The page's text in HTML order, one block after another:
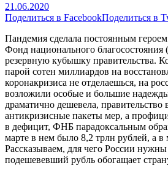
21.06.2020
Поделиться в FacebookПоделиться в
Пандемия сделала постоянным
Фонд национального
резервную кубышку правительства.
парой сотен миллиардов на
коронакризиса не отделаешься, на
возложили особые и большие
драматично дешевела, правительство
антикризисные пакеты мер, а
в дефицит, ФНБ парадоксальным
марте в нем было 8,2 трлн рублей, а
Рассказываем, для чего России
подешевевший рубль обогащает